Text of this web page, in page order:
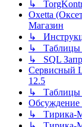
↳
Oxetta
Магазин
↳
↳ Таблицы
↳ SQL
Сервисный
12.5
↳ Таблицы
Обсуждение
↳ Тирика-